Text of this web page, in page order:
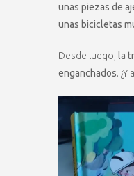
unas piezas de
unas bicicletas
Desde luego, la
enganchados.